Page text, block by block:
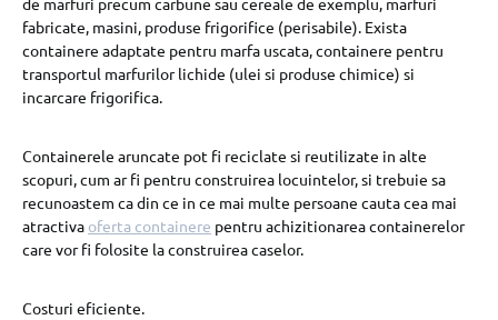
fabricate, masini, produse frigorifice (perisabile). Exista
containere adaptate pentru marfa uscata, containere pentru
transportul marfurilor lichide (ulei si produse chimice) si
incarcare frigorifica.
Containerele aruncate pot fi reciclate si reutilizate in alte
scopuri, cum ar fi pentru construirea locuintelor, si trebuie sa
recunoastem ca din ce in ce mai multe persoane cauta cea mai
atractiva oferta containere pentru achizitionarea containerelor
care vor fi folosite la construirea caselor.
Costuri eficiente.